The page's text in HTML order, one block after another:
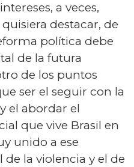
a veces,
destacar, de
política debe
de la futura
de los puntos
ser el seguir con la
el abordar el
que vive Brasil en
unido a ese
la violencia y el de